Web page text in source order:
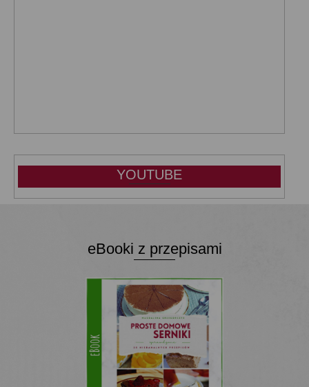
YOUTUBE
eBooki z przepisami